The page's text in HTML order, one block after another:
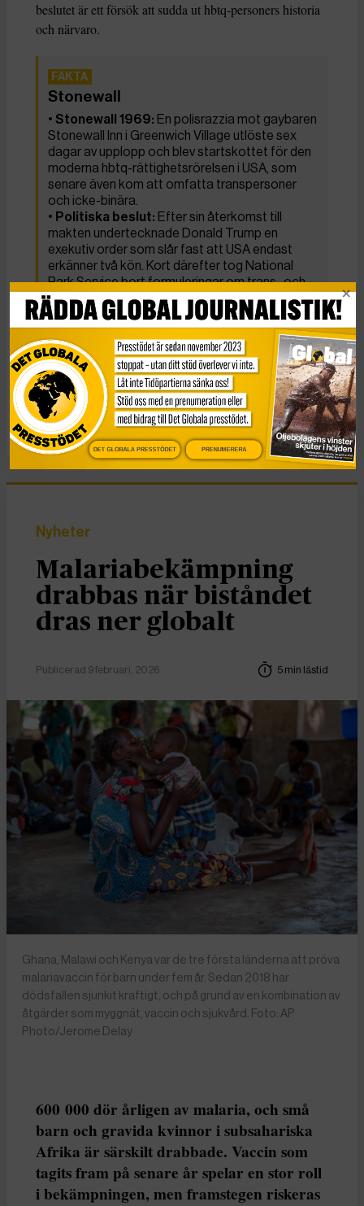
beslutet är ett försök att sudda ut hbtq-personers historia
och närvaro.
Stonewall
• Stonewall 1969: En polisrazzia mot gaybaren
Stonewall Inn i Greenwich Village utlöste sex
dagar av upplopp och blev startskottet för den
moderna hbtq-rättighetsrörelsen i USA, som
senare även kom att omfatta transpersoner
och icke-binära.
• Politiska beslut: Efter sin återkomst till
makten undertecknade Donald Trump en
exekutiv order som slår fast att USA endast
erkänner två kön. Kort därefter tog National
Park Service bort formuleringar om trans- och
queera personers roll i monumentets
historiebeskrivning på webbplatsen.
KATEGORI
Nyheter
TAGGAR
hbtqi stonewall USA
Nyheter
Malariabekämpning
drabbas när biståndet
dras ner globalt
Publicerad 9 februari, 2026 5 min lästid
Ghana, Malawi och Kenya var de tre första länderna att pröva
malariavaccin för barn under fem år. Sedan 2018 har
dödsfallen sjunkit kraftigt, och på grund av en kombination av
åtgärder som myggnät, vaccin och sjukvård. Foto: AP
Photo/Jerome Delay
600 000 dör årligen av malaria, och små
barn och gravida kvinnor i subsahariska
Afrika är särskilt drabbade. Vaccin som
tagits fram på senare år spelar en stor roll
i bekämpningen, men framstegen riskeras
DET GLOBALA PRESSTÖDET PRENUMERERA